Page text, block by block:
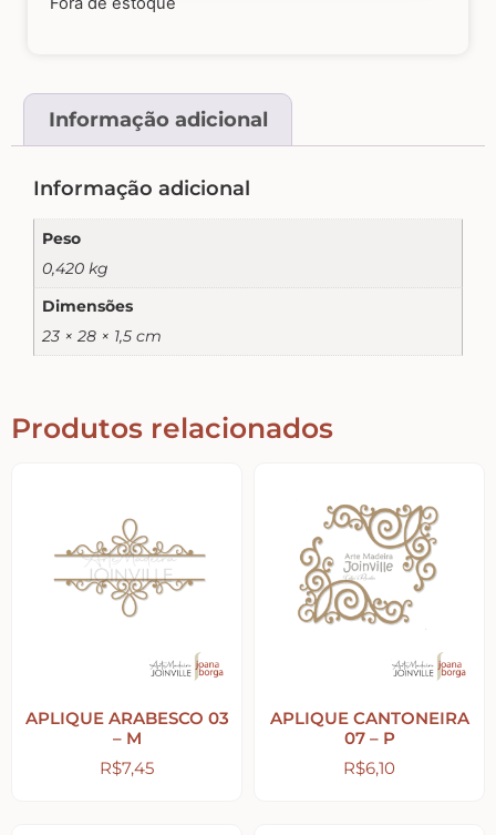
Caixas de MDF
Casinhas – Cercas – Portões – Luminárias –
Costura e Ateliê
Country Primitivo
Cozinha – Chá – Café
Farm – Fazenda – Churrasco – Vinho
Flores e Folhas
Informação adicional
Informação adicional
Peso
0,420 kg
Dimensões
23 × 28 × 1,5 cm
Produtos relacionados
APLIQUE ARABESCO 03
– M
R$7,45
APLIQUE CANTONEIRA
07 – P
R$6,10